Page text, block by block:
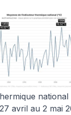
avril au 2 mai